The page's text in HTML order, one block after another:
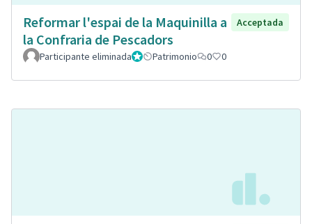
Reformar l'espai de la Maquinilla a
la Confraria de Pescadors
Acceptada
Participante eliminadaAdministrador
Patrimonio 0 0